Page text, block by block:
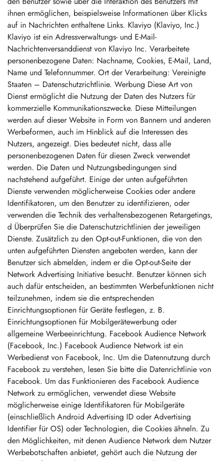
Confirm your age
Are you 18 years old or older?
No, I'm not Yes, I am